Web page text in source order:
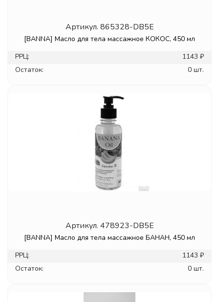
Артикул. 865328-DB5E
[BANNA] Масло для тела массажное КОКОС, 450 мл
РРЦ:
1143 ₽
Остаток:
0 шт.
Артикул. 478923-DB5E
[BANNA] Масло для тела массажное БАНАН, 450 мл
РРЦ:
1143 ₽
Остаток:
0 шт.